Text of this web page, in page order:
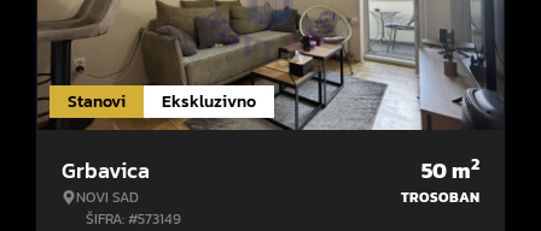
Stanovi Ekskluzivno
Grbavica
NOVI SAD
ŠIFRA: #573149
50m2
TROSOBAN